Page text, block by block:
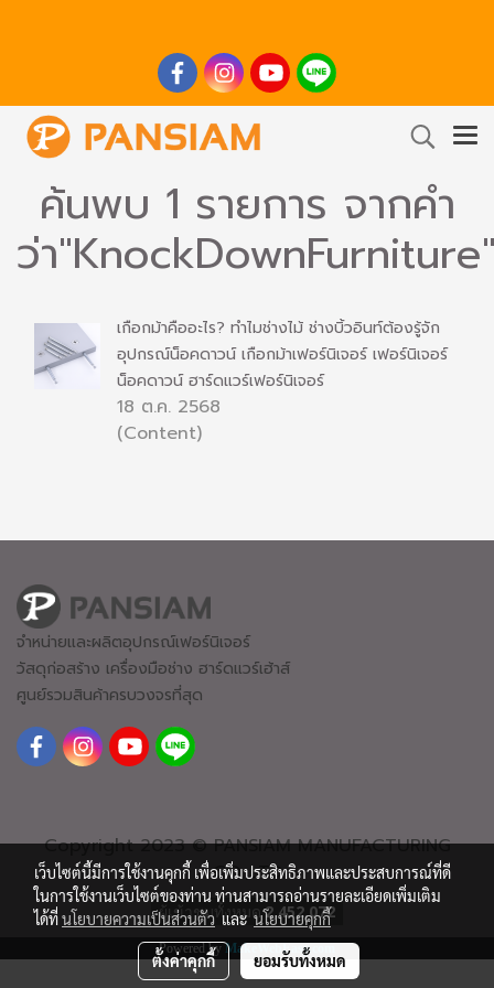
ค้นพบ 1 รายการ จากคำ
ว่า
เกือกม้าคืออะไร? ทำไมช่างไม้ ช่างบิ้วอินท์ต้องรู้จัก
อุปกรณ์น็อคดาวน์ เกือกม้าเฟอร์นิเจอร์ เฟอร์นิเจอร์
น็อคดาวน์ ฮาร์ดแวร์เฟอร์นิเจอร์
18 ต.ค. 2568
(Content)
จำหน่ายและผลิตอุปกรณ์เฟอร์นิเจอร์
วัสดุก่อสร้าง เครื่องมือช่าง ฮาร์ดแวร์เฮ้าส์
ศูนย์รวมสินค้าครบวงจรที่สุด
Copyright 2023 © PANSIAM MANUFACTURING
CO.,LTD
ผู้เข้าชมทั้งหมด2,452,072
Powered byMakeWebEasy.com
เว็บไซต์นี้มีการใช้งานคุกกี้ เพื่อเพิ่มประสิทธิภาพและประสบการณ์ที่ดี
ในการใช้งานเว็บไซต์ของท่าน ท่านสามารถอ่านรายละเอียดเพิ่มเติม
ได้ที่นโยบายความเป็นส่วนตัวและนโยบายคุกกี้
ตั้งค่าคุกกี้ ยอมรับทั้งหมด